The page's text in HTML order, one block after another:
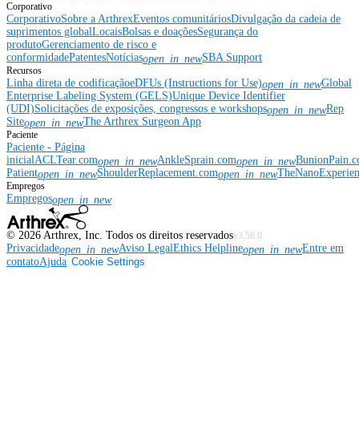
Corporativo
CorporativoSobre a ArthrexEventos comunitáriosDivulgação da cadeia de
suprimentos globalLocaisBolsas e doaçõesSegurança do
produtoGerenciamento de risco e
conformidadePatentesNotíciasopen_in_newSBA Support
Recursos
Linha direta de codificaçãoeDFUs (Instructions for Use)open_in_newGlobal
Enterprise Labeling System (GELS)Unique Device Identifier
(UDI)Solicitações de exposições, congressos e workshopsopen_in_newRep
Siteopen_in_newThe Arthrex Surgeon App
Paciente
Paciente - Página
inicialACLTear.comopen_in_newAnkleSprain.comopen_in_new
Patientopen_in_newShoulderReplacement.comopen_in_new
Empregos
Empregosopen_in_new
© 2026 Arthrex, Inc. Todos os direitos reservadosv3.56.0
Privacidadeopen_in_newAviso LegalEthics Helplineopen_in_newEntre em
contatoAjuda Cookie Settings